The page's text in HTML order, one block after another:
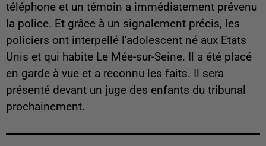
téléphone et un témoin a immédiatement prévenu
la police. Et grâce à un signalement précis, les
policiers ont interpellé l'adolescent né aux Etats
Unis et qui habite Le Mée-sur-Seine. Il a été placé
en garde à vue et a reconnu les faits. Il sera
présenté devant un juge des enfants du tribunal
prochainement.